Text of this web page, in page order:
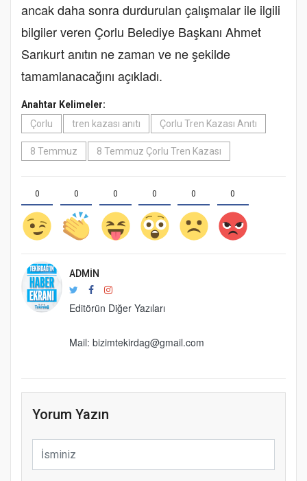
ancak daha sonra durdurulan çalışmalar ile ilgili
bilgiler veren Çorlu Belediye Başkanı Ahmet
Sarıkurt anıtın ne zaman ve ne şekilde
tamamlanacağını açıkladı.
Anahtar Kelimeler:
Çorlu
tren kazası anıtı Çorlu Tren Kazası Anıtı
8 Temmuz 8 Temmuz Çorlu Tren Kazası
0 0 0 0 0 0
ADMIN
Editörün Diğer Yazıları
Mail: bizimtekirdag@gmail.com
Yorum Yazın